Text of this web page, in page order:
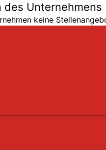
des Unternehmens
keine